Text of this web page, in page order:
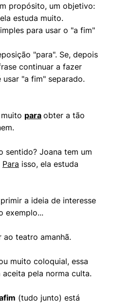
propósito, um objetivo:
estuda muito.
para usar o "a fim"
"para". Se, depois
continuar a fazer
"a fim" separado.
para obter a tão
sentido? Joana tem um
Para isso, ela estuda
a ideia de interesse
exemplo...
teatro amanhã.
muito coloquial, essa
pela norma culta.
(tudo junto) está